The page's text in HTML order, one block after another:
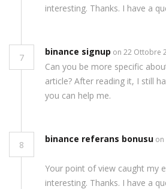
interesting. Thanks. I have a
7
binance signup on 22 Ottobre
Can you be more specific
article? After reading it, I still
you can help me.
8
binance referans bonusu on
Your point of view caught my
interesting. Thanks. I have a